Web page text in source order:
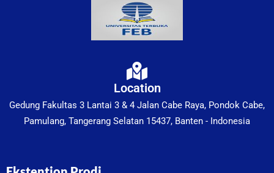
Location
Gedung Fakultas 3 Lantai 3 & 4 Jalan Cabe Raya, Pondok Cabe,
Pamulang, Tangerang Selatan 15437, Banten - Indonesia